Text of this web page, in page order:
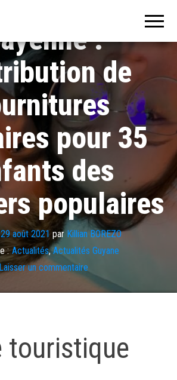
:
de
pour 35
des
populaires
29 août 2021 par Killian BOREZO
: Actualités,Actualités Guyane
un commentaire
touristique